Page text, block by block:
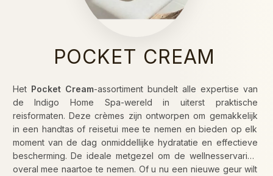
POCKET CREAM
Het Pocket Cream-assortiment bundelt alle expertise van
de Indigo Home Spa-wereld in uiterst praktische
reisformaten. Deze crèmes zijn ontworpen om gemakkelijk
in een handtas of reisetui mee te nemen en bieden op elk
moment van de dag onmiddellijke hydratatie en effectieve
bescherming. De ideale metgezel om de wellnesservaring
overal mee naartoe te nemen. Of u nu een nieuwe geur wilt